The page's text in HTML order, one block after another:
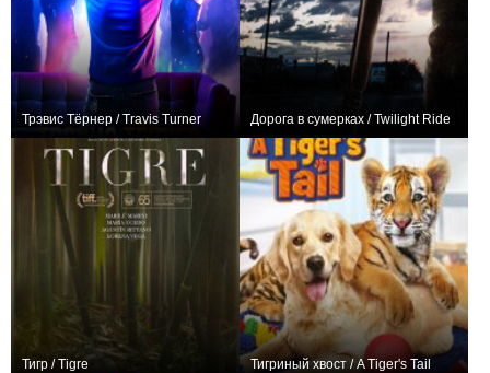
Трэвис Тёрнер / Travis Turner Дорога в сумерках / Twilight Ride
Тигр / Tigre Тигриный хвост / A Tiger's Tail